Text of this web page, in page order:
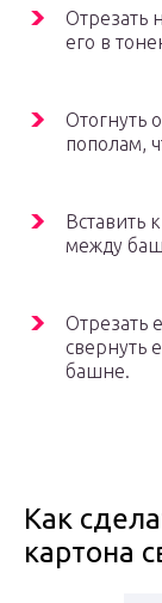
Отрезать
его в
Отогнуть
пополам,
Вставить
между
Отрезать
свернуть
башне.
Как
картона